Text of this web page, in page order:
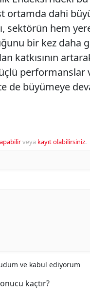
ortamda dahi
sektörün hem
bir kez daha
katkısının
performanslar
de büyümeye
veya kayıt olabilirsiniz.
ve kabul ediyorum
kaçtır?